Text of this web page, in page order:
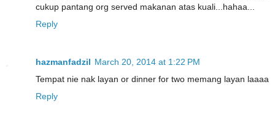
cukup pantang org served makanan atas kuali...hahaa...
Reply
hazmanfadzil March 20, 2014 at 1:22 PM
Tempat nie nak layan or dinner for two memang layan laaaa
Reply